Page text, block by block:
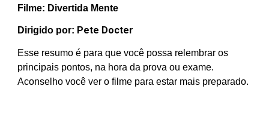
Filme: Divertida Mente
Dirigido por: Pete Docter
Esse resumo é para que você possa relembrar os
principais pontos, na hora da prova ou exame.
Aconselho vocêver ofilme para estar mais preparado.